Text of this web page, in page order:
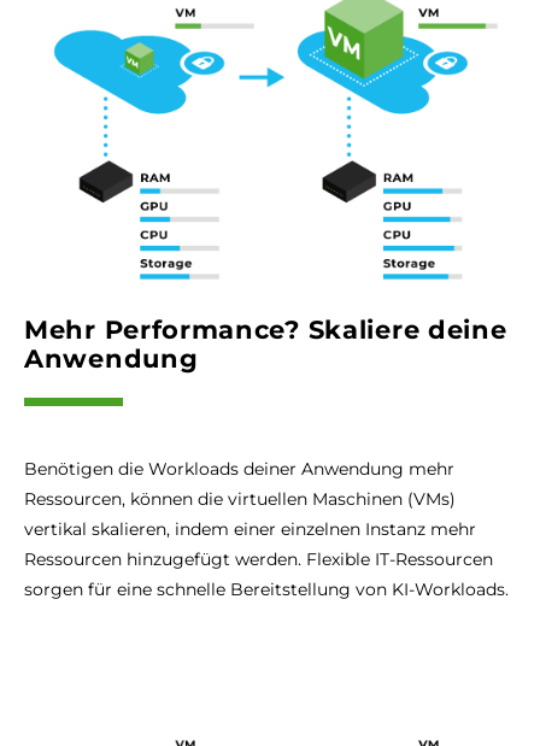
Mehr Performance? Skaliere deine
Anwendung
Benötigen die Workloads deiner Anwendung mehr
Ressourcen, können die virtuellen Maschinen (VMs)
vertikal skalieren, indem einer einzelnen Instanz mehr
Ressourcen hinzugefügt werden. Flexible IT-Ressourcen
sorgen für eine schnelle Bereitstellung von KI-Workloads.